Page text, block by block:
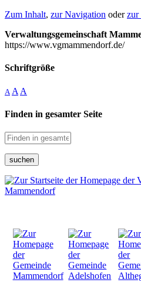
Zum Inhalt, zur Navigation oderzur
Verwaltungsgemeinschaft
https://www.vgmammendorf.de/
Schriftgröße
A A A
Finden in gesamter Seite
suchen